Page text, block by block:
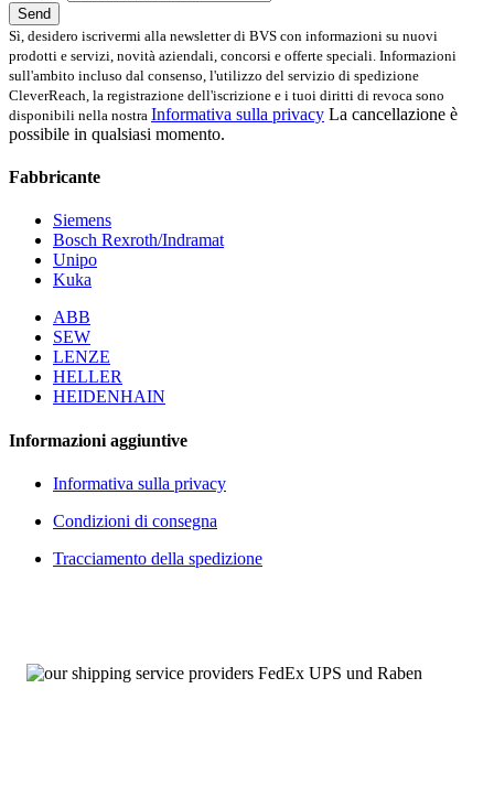
Send
Sì, desidero iscrivermi alla newsletter di BVS con informazioni su nuovi
prodotti e servizi, novità aziendali, concorsi e offerte speciali. Informazioni
sull'ambito incluso dal consenso, l'utilizzo del servizio di spedizione
CleverReach, la registrazione dell'iscrizione e i tuoi diritti di revoca sono
disponibili nella nostra Informativa sulla privacy La cancellazione è
possibile in qualsiasi momento.
Fabbricante
Siemens
Bosch Rexroth/Indramat
Unipo
Kuka
ABB
SEW
LENZE
HELLER
HEIDENHAIN
Informazioni aggiuntive
Informativa sulla privacy
Condizioni di consegna
Tracciamento della spedizione